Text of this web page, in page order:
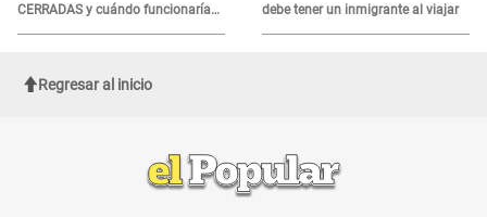
CERRADAS y cuándo funcionaría
toda la ampliación?
debe tener un inmigrante al viajar
Regresar al inicio